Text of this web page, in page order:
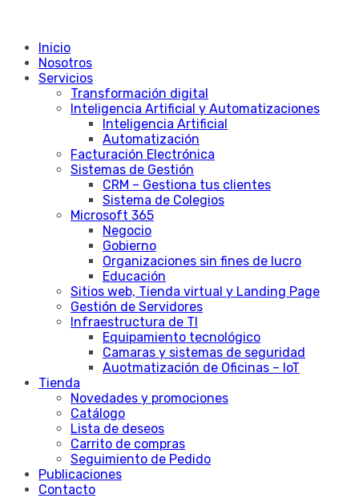
Inicio
Nosotros
Servicios
Transformación digital
Inteligencia Artificial y Automatizaciones
Inteligencia Artificial
Automatización
Facturación Electrónica
Sistemas de Gestión
CRM – Gestiona tus clientes
Sistema de Colegios
Microsoft 365
Negocio
Gobierno
Organizaciones sin fines de lucro
Educación
Sitios web, Tienda virtual y Landing Page
Gestión de Servidores
Infraestructura de TI
Equipamiento tecnológico
Camaras y sistemas de seguridad
Auotmatización de Oficinas – IoT
Tienda
Novedades y promociones
Catálogo
Lista de deseos
Carrito de compras
Seguimiento de Pedido
Publicaciones
Contacto